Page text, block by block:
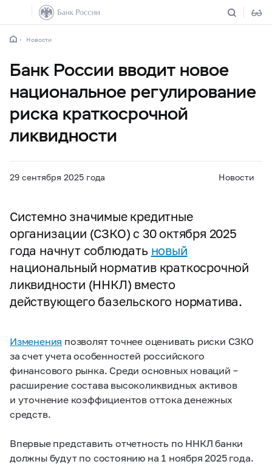
Новости
Банк России вводит новое
национальное регулирование
риска краткосрочной
ликвидности
29 сентября 2025 года Новости
Системно значимые кредитные
организации (СЗКО) с 30 октября 2025
года начнут соблюдать новый
национальный норматив краткосрочной
ликвидности (ННКЛ) вместо
действующего базельского норматива.
Изменения позволят точнее оценивать риски СЗКО
за счет учета особенностей российского
финансового рынка. Среди основных новаций –
расширение состава высоколиквидных активов
и уточнение коэффициентов оттока денежных
средств.
Впервые представить отчетность по ННКЛ банки
должны будут по состоянию на 1 ноября 2025 года.